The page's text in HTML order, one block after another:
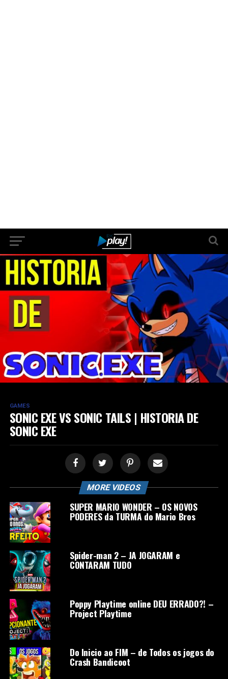
GAMES
SONIC EXE VS SONIC TAILS | HISTORIA DE
SONIC EXE
MORE VIDEOS
SUPER MARIO WONDER – OS NOVOS
PODERES da TURMA do Mario Bros
Spider-man 2 – JA JOGARAM e
CONTARAM TUDO
Poppy Playtime online DEU ERRADO?! –
Project Playtime
Do Inicio ao FIM – de Todos os jogos do
Crash Bandicoot